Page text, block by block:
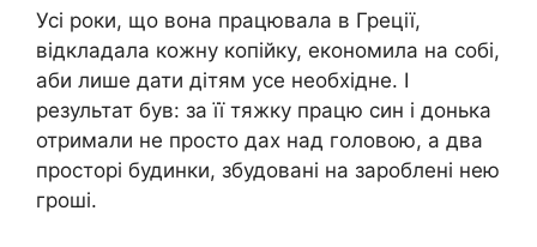
Усі роки, що вона працювала в Греції,
відкладала кожну копійку, економила на собі,
аби лише дати дітям усе необхідне. І
результат був: за її тяжку працю син і донька
отримали не просто дах над головою, а два
просторі будинки, збудовані на зароблені нею
гроші.